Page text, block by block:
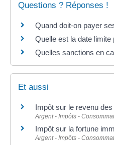
Questions ? Réponses !
Quand doit-on payer
Quelle est la date
Quelles sanctions en
Et aussi
Impôt sur le revenu
Argent - Impôts -
Impôt sur la fortune
Argent - Impôts -